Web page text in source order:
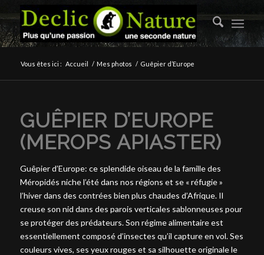
Vous êtes ici : Accueil / Mes photos / Guêpier d’Europe
GUÊPIER D’EUROPE
(MEROPS APIASTER)
Guêpier d’Europe: ce splendide oiseau de la famille des
Méropidés niche l’été dans nos régions et se « réfugie »
l’hiver dans des contrées bien plus chaudes d’Afrique. Il
creuse son nid dans des parois verticales sablonneuses pour
se protéger des prédateurs. Son régime alimentaire est
essentiellement composé d’insectes qu’il capture en vol. Ses
couleurs vives, ses yeux rouges et sa silhouette originale le